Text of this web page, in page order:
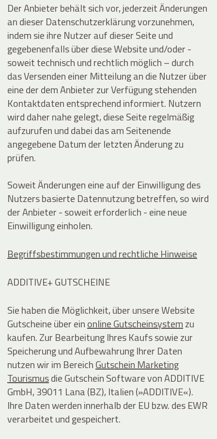
Der Anbieter behält sich vor, jederzeit Änderungen
an dieser Datenschutzerklärung vorzunehmen,
indem sie ihre Nutzer auf dieser Seite und
gegebenenfalls über diese Website und/oder -
soweit technisch und rechtlich möglich – durch
das Versenden einer Mitteilung an die Nutzer über
eine der dem Anbieter zur Verfügung stehenden
Kontaktdaten entsprechend informiert. Nutzern
wird daher nahe gelegt, diese Seite regelmäßig
aufzurufen und dabei das am Seitenende
angegebene Datum der letzten Änderung zu
prüfen.
Soweit Änderungen eine auf der Einwilligung des
Nutzers basierte Datennutzung betreffen, so wird
der Anbieter - soweit erforderlich - eine neue
Einwilligung einholen.
Begriffsbestimmungen und rechtliche Hinweise
ADDITIVE+ GUTSCHEINE
Sie haben die Möglichkeit, über unsere Website
Gutscheine über einonline Gutscheinsystemzu
kaufen. Zur Bearbeitung Ihres Kaufs sowie zur
Speicherung und Aufbewahrung Ihrer Daten
nutzen wir im BereichGutschein Marketing
Tourismusdie Gutschein Software von ADDITIVE
GmbH, 39011 Lana (BZ), Italien (»ADDITIVE«).
Ihre Daten werden innerhalb der EU bzw. des EWR
verarbeitet und gespeichert.